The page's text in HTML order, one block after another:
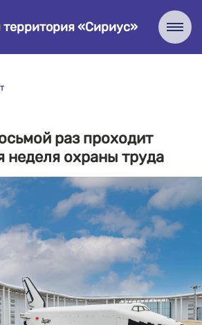
«Сириус»
раз проходит
неделя охраны труда